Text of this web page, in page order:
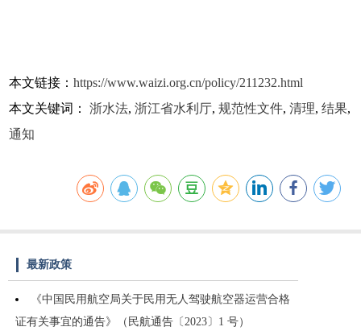
本文链接：https://www.waizi.org.cn/policy/211232.html
本文关键词：浙水法,浙江省水利厅,规范性文件,清理,结果,
通知
最新政策
《中国民用航空局关于民用无人驾驶航空器运营合格
证有关事宜的通告》（民航通告〔2023〕1 号）